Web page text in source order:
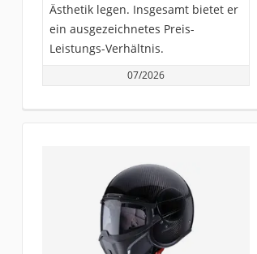
Ästhetik legen. Insgesamt bietet er
ein ausgezeichnetes Preis-
Leistungs-Verhältnis.
07/2026